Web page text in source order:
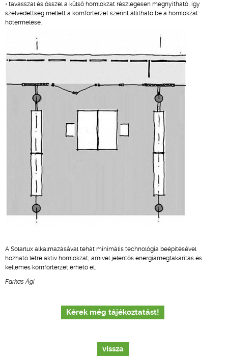
• tavasszal és ősszel a külső homlokzat részlegesen megnyitható, így
szélvédettség mellett a komfortérzet szerint állítható be a homlokzat
hőtermelése.
A Solarlux alkalmazásával tehát minimális technológia beépítésével
hozható létre aktív homlokzat, amivel jelentős energiamegtakarítás és
kellemes komfortérzet érhető el.
Farkas Ági
Kérek még tájékoztatást!
vissza